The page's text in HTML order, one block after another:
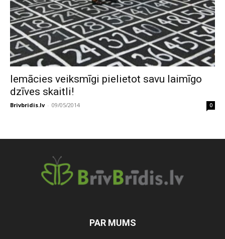
Iemācies veiksmīgi pielietot savu laimīgo
dzīves skaitli!
Brivbridis.lv - 09/05/2014 0
PAR MUMS